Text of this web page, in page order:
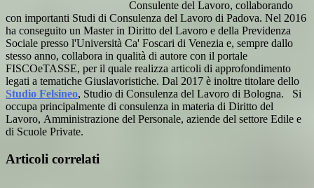
Consulente del Lavoro, collaborando
con importanti Studi di Consulenza del Lavoro di Padova. Nel 2016
ha conseguito un Master in Diritto del Lavoro e della Previdenza
Sociale presso l'Università Ca' Foscari di Venezia e, sempre dallo
stesso anno, collabora in qualità di autore con il portale
FISCOeTASSE, per il quale realizza articoli di approfondimento
legati a tematiche Giuslavoristiche. Dal 2017 è inoltre titolare dello
Studio Felsineo, Studio di Consulenza del Lavoro di Bologna. Si
occupa principalmente di consulenza in materia di Diritto del
Lavoro, Amministrazione del Personale, aziende del settore Edile e
di Scuole Private.
Articoli correlati